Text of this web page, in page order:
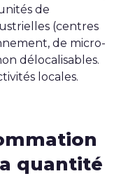
de
(centres
de micro-
délocalisables.
locales.
quantité